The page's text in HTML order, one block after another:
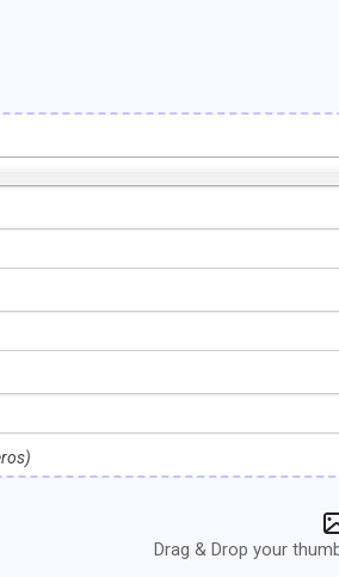
Drag & Drop your